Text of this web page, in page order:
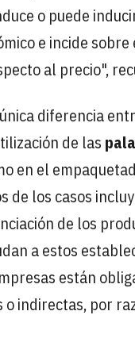
o puede
e incide
al precio",
diferencia
de las
en el
de los casos
de los
a estos
están
indirectas, por